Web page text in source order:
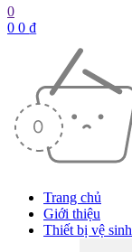
0
0 0 ₫
Trang chủ
Giới thiệu
Thiết bị vệ sinh